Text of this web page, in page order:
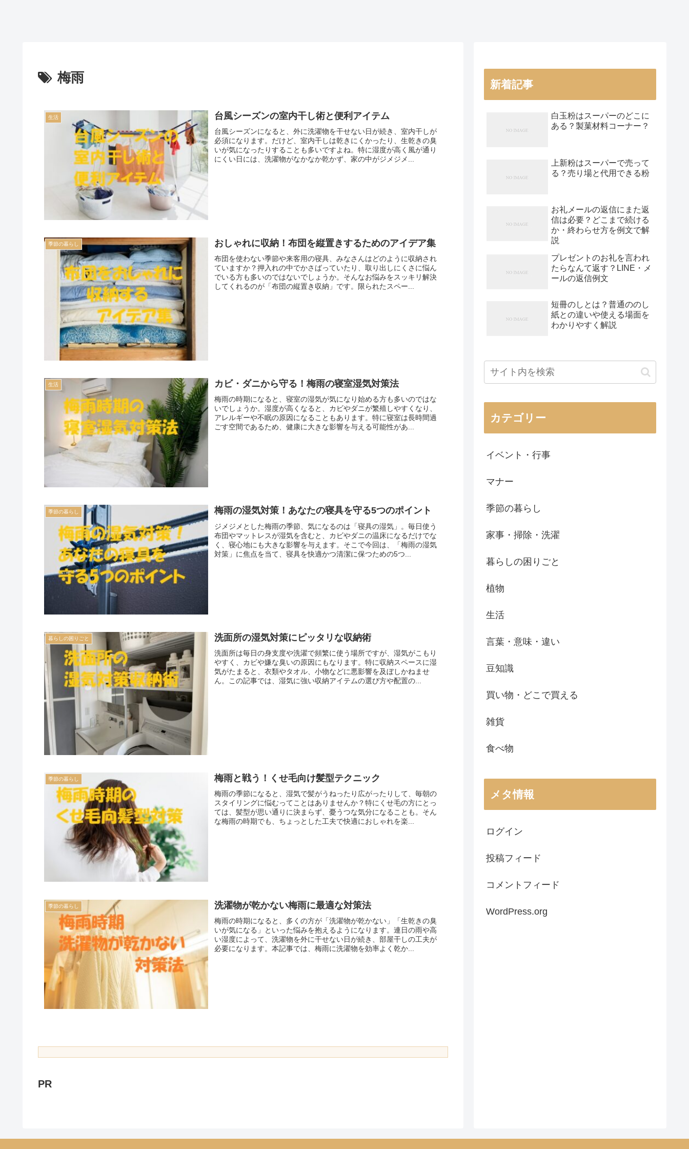
梅雨
生活 台風シーズンの室内干し術と便利アイテム
台風シーズンになると、外に洗濯物を干せない日が続き、室内干しが
必須になります。だけど、室内干しは乾きにくかったり、生乾きの臭
いが気になったりすることも多いですよね。特に湿度が高く風が通り
にくい日には、洗濯物がなかなか乾かず、家の中がジメジメ...
季節の暮らし おしゃれに収納！布団を縦置きするためのアイデア集
布団を使わない季節や来客用の寝具、みなさんはどのように収納され
ていますか？押入れの中でかさばっていたり、取り出しにくさに悩ん
でいる方も多いのではないでしょうか。そんなお悩みをスッキリ解決
してくれるのが「布団の縦置き収納」です。限られたスペー...
生活 カビ・ダニから守る！梅雨の寝室湿気対策法
梅雨の時期になると、寝室の湿気が気になり始める方も多いのではな
いでしょうか。湿度が高くなると、カビやダニが繁殖しやすくなり、
アレルギーや不眠の原因になることもあります。特に寝室は長時間過
ごす空間であるため、健康に大きな影響を与える可能性があ...
季節の暮らし 梅雨の湿気対策！あなたの寝具を守る5つのポイント
ジメジメとした梅雨の季節、気になるのは「寝具の湿気」。毎日使う
布団やマットレスが湿気を含むと、カビやダニの温床になるだけでな
く、寝心地にも大きな影響を与えます。そこで今回は、「梅雨の湿気
対策」に焦点を当て、寝具を快適かつ清潔に保つための5つ...
暮らしの困りごと 洗面所の湿気対策にピッタリな収納術
洗面所は毎日の身支度や洗濯で頻繁に使う場所ですが、湿気がこもり
やすく、カビや嫌な臭いの原因にもなります。特に収納スペースに湿
気がたまると、衣類やタオル、小物などに悪影響を及ぼしかねませ
ん。この記事では、湿気に強い収納アイテムの選び方や配置の...
季節の暮らし 梅雨と戦う！くせ毛向け髪型テクニック
梅雨の季節になると、湿気で髪がうねったり広がったりして、毎朝の
スタイリングに悩むってことはありませんか？特にくせ毛の方にとっ
ては、髪型が思い通りに決まらず、憂うつな気分になることも。そん
な梅雨の時期でも、ちょっとした工夫で快適におしゃれを楽...
季節の暮らし 洗濯物が乾かない梅雨に最適な対策法
梅雨の時期になると、多くの方が「洗濯物が乾かない」「生乾きの臭
いが気になる」といった悩みを抱えるようになります。連日の雨や高
い湿度によって、洗濯物を外に干せない日が続き、部屋干しの工夫が
必要になります。本記事では、梅雨に洗濯物を効率よく乾か...
PR
新着記事
白玉粉はスーパーのどこに
ある？製菓材料コーナー？
上新粉はスーパーで売って
る？売り場と代用できる粉
お礼メールの返信にまた返
信は必要？どこまで続ける
か・終わらせ方を例文で解
説
プレゼントのお礼を言われ
たらなんて返す？LINE・メ
ールの返信例文
短冊のしとは？普通ののし
紙との違いや使える場面を
わかりやすく解説
カテゴリー
イベント・行事
マナー
季節の暮らし
家事・掃除・洗濯
暮らしの困りごと
植物
生活
言葉・意味・違い
豆知識
買い物・どこで買える
雑貨
食べ物
メタ情報
ログイン
投稿フィード
コメントフィード
WordPress.org